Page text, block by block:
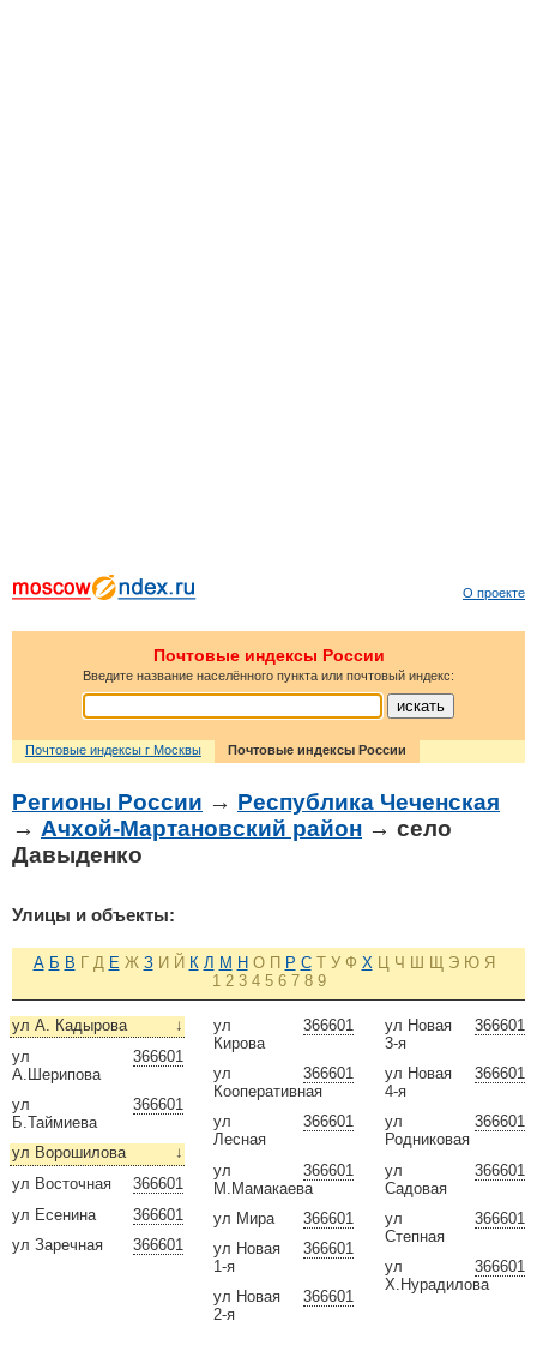
О проекте
Почтовые индексы России
Введите название населённого пункта или почтовый индекс:
Почтовые индексы г Москвы Почтовые индексы России
Регионы России → Республика Чеченская
→ Ачхой-Мартановский район → село
Давыденко
Улицы и объекты:
А Б В Г Д Е Ж З И Й К Л М Н О П Р С Т У Ф Х Ц Ч Ш Щ Э Ю Я
1 2 3 4 5 6 7 8 9
↓
ул А. Кадырова
366601
ул
А.Шерипова
366601
ул
Б.Таймиева
↓
ул Ворошилова
366601
ул Восточная
366601
ул Есенина
366601
ул Заречная
366601
ул
Кирова
366601
ул
Кооперативная
366601
ул
Лесная
366601
ул
М.Мамакаева
366601
ул Мира
366601
ул Новая
1-я
366601
ул Новая
2-я
366601
ул Новая
3-я
366601
ул Новая
4-я
366601
ул
Родниковая
366601
ул
Садовая
366601
ул
Степная
366601
ул
Х.Нурадилова